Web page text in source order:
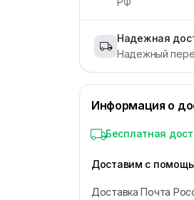
Надежная
Надежный
Информация о
Бесплатная
Доставим с
Доставка Почта